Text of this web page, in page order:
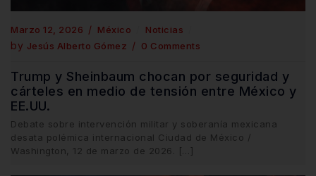
Marzo 12, 2026 México Noticias
by Jesús Alberto Gómez 0 Comments
Trump y Sheinbaum chocan por seguridad y
cárteles en medio de tensión entre México y
EE.UU.
Debate sobre intervención militar y soberanía mexicana
desata polémica internacional Ciudad de México /
Washington, 12 de marzo de 2026. […]